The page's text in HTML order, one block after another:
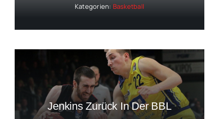
Kategorien: Basketball
Jenkins Zurück In Der BBL